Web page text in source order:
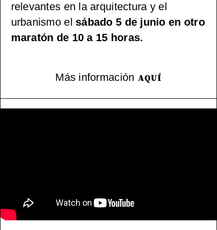
relevantes en la arquitectura y el
urbanismo el sábado 5 de junio en otro
maratón de 10 a 15 horas.
Más información AQUÍ